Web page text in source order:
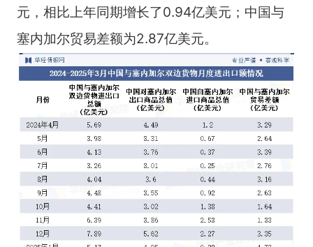
元，相比上年同期增长了0.94亿美元；中国与
塞内加尔贸易差额为2.87亿美元。